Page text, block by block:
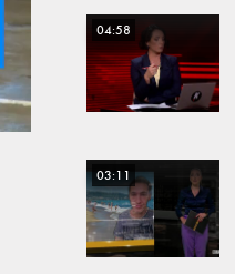
04:58
03:11